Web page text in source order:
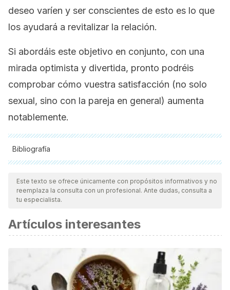
deseo varíen y ser conscientes de esto es lo que
los ayudará a revitalizar la relación.
Si abordáis este objetivo en conjunto, con una
mirada optimista y divertida, pronto podréis
comprobar cómo vuestra satisfacción (no solo
sexual, sino con la pareja en general) aumenta
notablemente.
Bibliografía
Todas las fuentes citadas fueron revisadas a profundidad por
nuestro equipo, para asegurar su calidad, confiabilidad,
vigencia y validez.La bibliografía de este artículo fue
científica.
de Lourdes Eguiluz, L., Calvo, R. M., & De la Orta, D. (2012).
Relación entre la percepción de la satisfacción marital,
sexual y la comunicación en parejas.
Revista Peruana de
Psicología y Trabajo Social,1(1), 15-28.
Este texto se ofrece únicamente con propósitos informativos y no
reemplaza la consulta con un profesional. Ante dudas, consulta a
tu especialista.
Artículos interesantes